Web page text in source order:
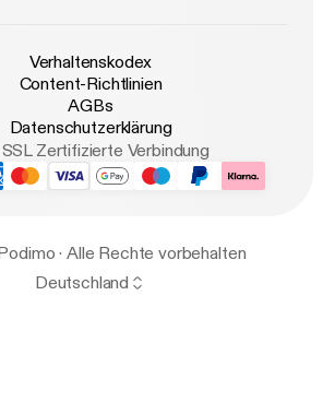
Verhaltenskodex
Content-Richtlinien
AGBs
Datenschutzerklärung
SSL Zertifizierte Verbindung
· Alle Rechte vorbehalten
Deutschland